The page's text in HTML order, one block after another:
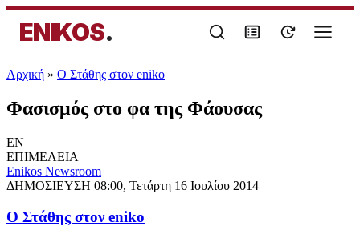
ENIKOS.
Αρχική » Ο Στάθης στον eniko
Φασισμός στο φα της Φάουσας
EN
ΕΠΙΜΕΛΕΙΑ
Enikos Newsroom
ΔΗΜΟΣΙΕΥΣΗ 08:00, Τετάρτη 16 Ιουλίου 2014
Ο Στάθης στον eniko